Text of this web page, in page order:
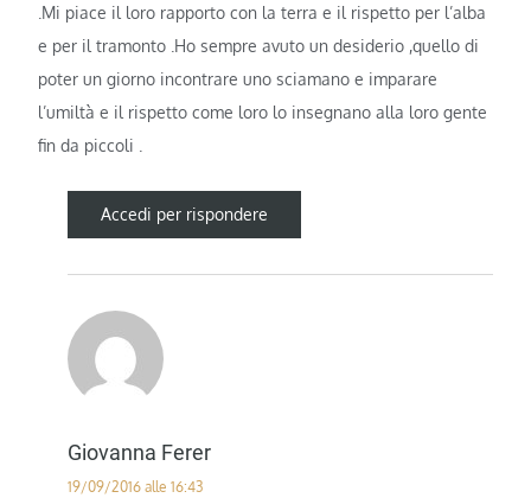
.Mi piace il loro rapporto con la terra e il rispetto per l’alba
e per il tramonto .Ho sempre avuto un desiderio ,quello di
poter un giorno incontrare uno sciamano e imparare
l’umiltà e il rispetto come loro lo insegnano alla loro gente
fin da piccoli .
Accedi per rispondere
Giovanna Ferer
19/09/2016 alle 16:43